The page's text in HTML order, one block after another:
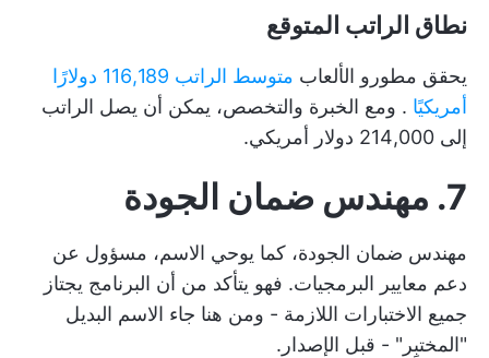
نطاق الراتب المتوقع
يحقق مطورو الألعاب
متوسط الراتب 116,189 دولارًا
أمريكيًا . ومع الخبرة والتخصص، يمكن أن يصل الراتب
إلى 214,000 دولار أمريكي.
7. مهندس ضمان الجودة
مهندس ضمان الجودة، كما يوحي الاسم، مسؤول عن
دعم معايير البرمجيات. فهو يتأكد من أن البرنامج يجتاز
جميع الاختبارات اللازمة - ومن هنا جاء الاسم البديل
"المختبِر" - قبل الإصدار.